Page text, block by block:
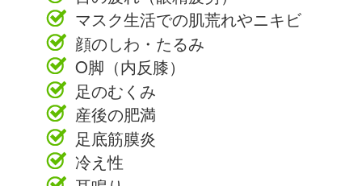
マスク生活での肌荒れやニキビ
顔のしわ・たるみ
O脚（内反膝）
足のむくみ
産後の肥満
足底筋膜炎
冷え性